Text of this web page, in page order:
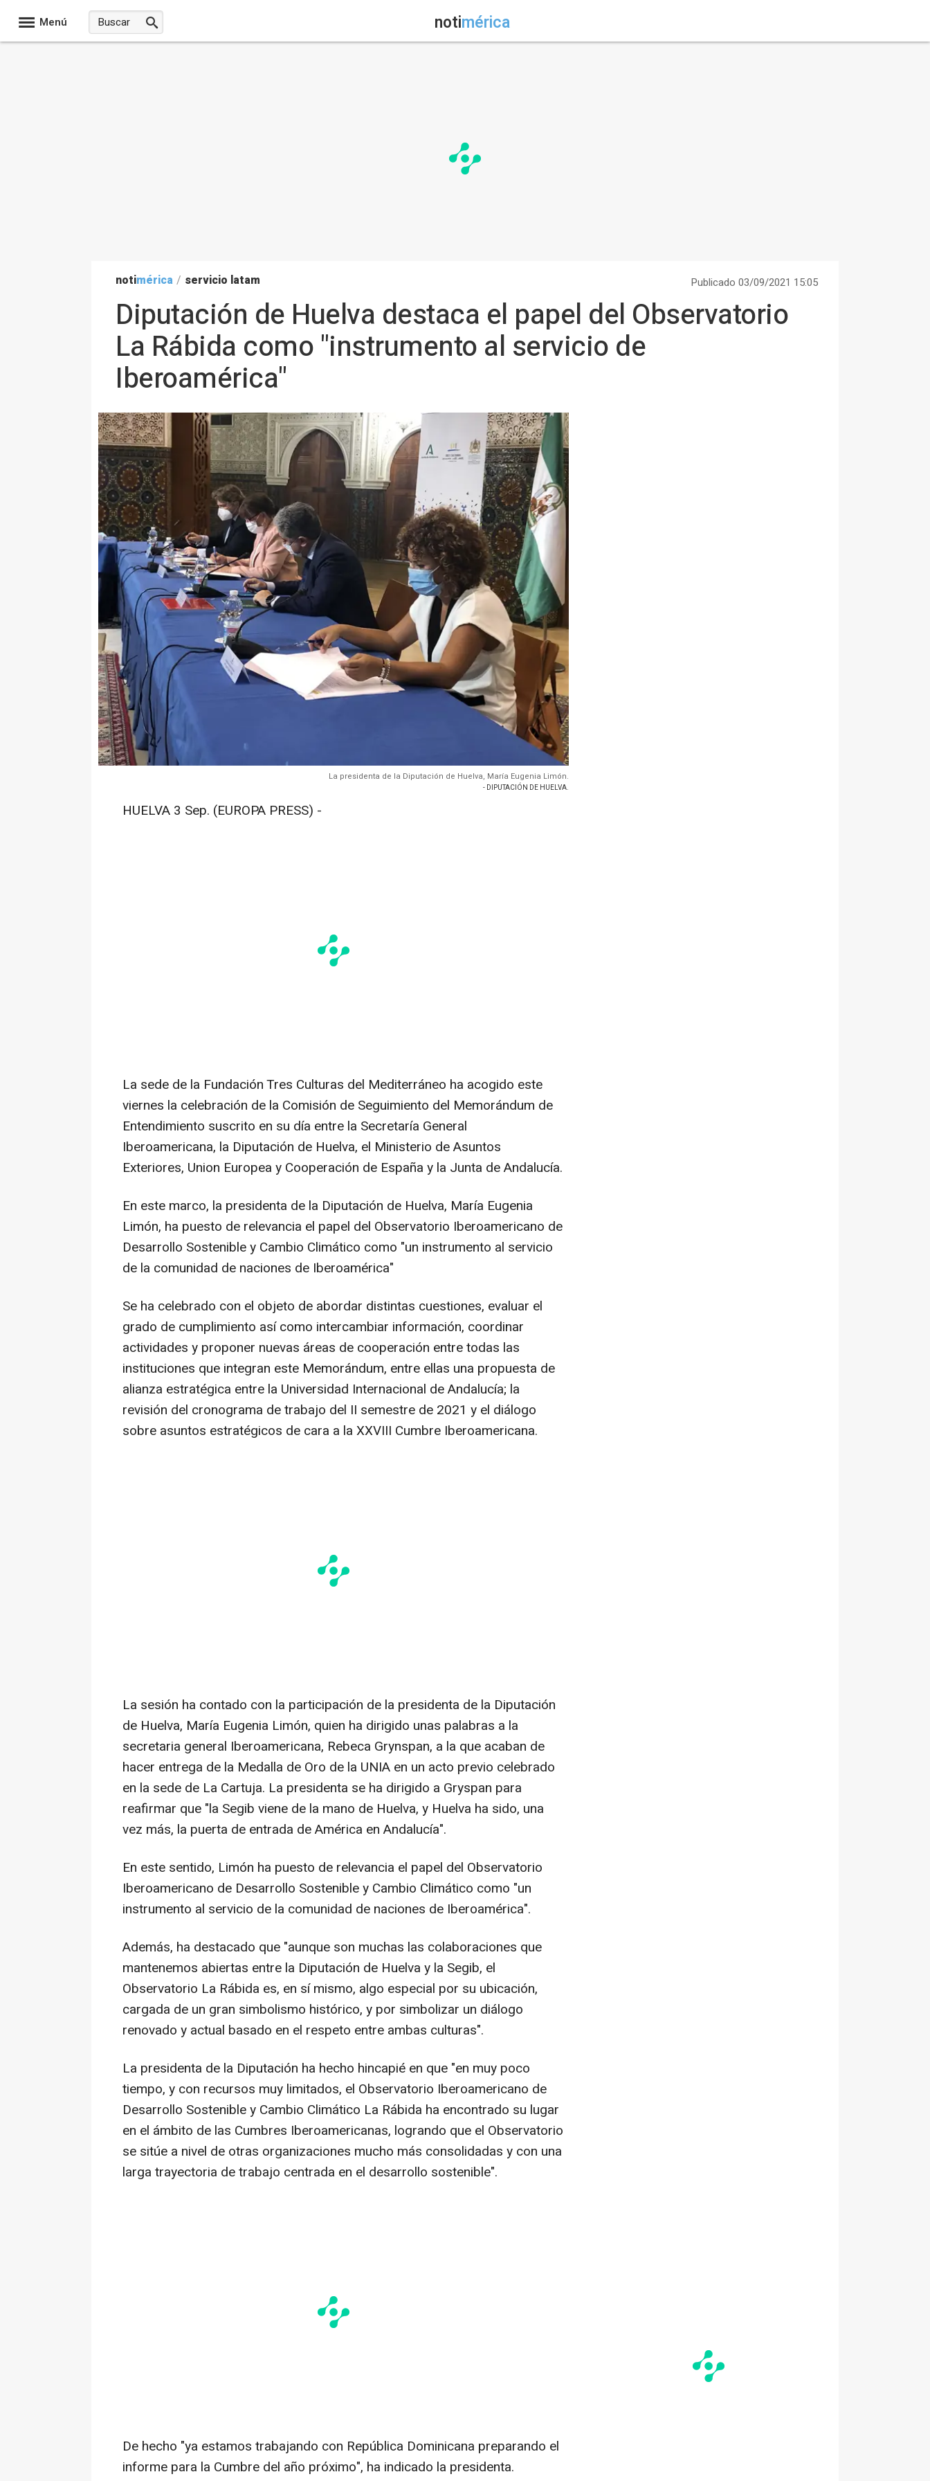
Menú notimérica
notimérica / servicio latam Publicado 03/09/2021 15:05
Diputación de Huelva destaca el papel del Observatorio
La Rábida como "instrumento al servicio de
Iberoamérica"
La presidenta de la Diputación de Huelva, María Eugenia Limón.
- DIPUTACIÓN DE HUELVA.
HUELVA 3 Sep. (EUROPA PRESS) -
La sede de la Fundación Tres Culturas del Mediterráneo ha acogido este
viernes la celebración de la Comisión de Seguimiento del Memorándum de
Entendimiento suscrito en su día entre la Secretaría General
Iberoamericana, la Diputación de Huelva, el Ministerio de Asuntos
Exteriores, Union Europea y Cooperación de España y la Junta de Andalucía.
En este marco, la presidenta de la Diputación de Huelva, María Eugenia
Limón, ha puesto de relevancia el papel del Observatorio Iberoamericano de
Desarrollo Sostenible y Cambio Climático como "un instrumento al servicio
de la comunidad de naciones de Iberoamérica"
Se ha celebrado con el objeto de abordar distintas cuestiones, evaluar el
grado de cumplimiento así como intercambiar información, coordinar
actividades y proponer nuevas áreas de cooperación entre todas las
instituciones que integran este Memorándum, entre ellas una propuesta de
alianza estratégica entre la Universidad Internacional de Andalucía; la
revisión del cronograma de trabajo del II semestre de 2021 y el diálogo
sobre asuntos estratégicos de cara a la XXVIII Cumbre Iberoamericana.
La sesión ha contado con la participación de la presidenta de la Diputación
de Huelva, María Eugenia Limón, quien ha dirigido unas palabras a la
secretaria general Iberoamericana, Rebeca Grynspan, a la que acaban de
hacer entrega de la Medalla de Oro de la UNIA en un acto previo celebrado
en la sede de La Cartuja. La presidenta se ha dirigido a Gryspan para
reafirmar que "la Segib viene de la mano de Huelva, y Huelva ha sido, una
vez más, la puerta de entrada de América en Andalucía".
En este sentido, Limón ha puesto de relevancia el papel del Observatorio
Iberoamericano de Desarrollo Sostenible y Cambio Climático como "un
instrumento al servicio de la comunidad de naciones de Iberoamérica".
Además, ha destacado que "aunque son muchas las colaboraciones que
mantenemos abiertas entre la Diputación de Huelva y la Segib, el
Observatorio La Rábida es, en sí mismo, algo especial por su ubicación,
cargada de un gran simbolismo histórico, y por simbolizar un diálogo
renovado y actual basado en el respeto entre ambas culturas".
La presidenta de la Diputación ha hecho hincapié en que "en muy poco
tiempo, y con recursos muy limitados, el Observatorio Iberoamericano de
Desarrollo Sostenible y Cambio Climático La Rábida ha encontrado su lugar
en el ámbito de las Cumbres Iberoamericanas, logrando que el Observatorio
se sitúe a nivel de otras organizaciones mucho más consolidadas y con una
larga trayectoria de trabajo centrada en el desarrollo sostenible".
De hecho "ya estamos trabajando con República Dominicana preparando el
informe para la Cumbre del año próximo", ha indicado la presidenta.